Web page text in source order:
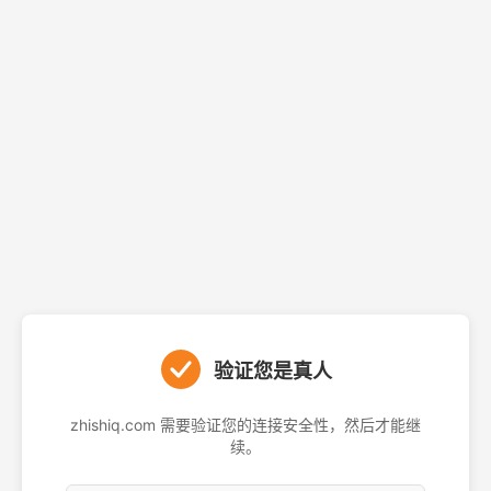
验证您是真人
zhishiq.com 需要验证您的连接安全性，然后才能继
续。